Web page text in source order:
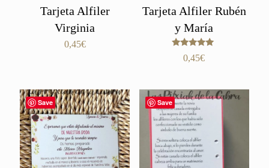
Tarjeta Alfiler
Virginia
0,45€
Tarjeta Alfiler Rubén
y María
Valorado
con
0,45€
Save Save